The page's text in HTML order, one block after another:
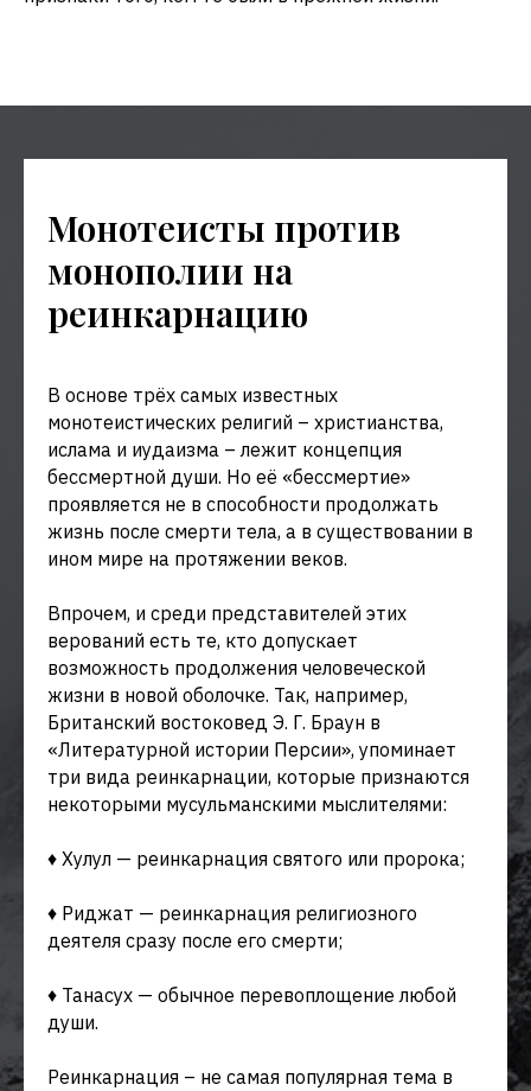
Монотеисты против
монополии на
реинкарнацию
В основе трёх самых известных
монотеистических религий – христианства,
ислама и иудаизма – лежит концепция
бессмертной души. Но её «бессмертие»
проявляется не в способности продолжать
жизнь после смерти тела, а в существовании в
ином мире на протяжении веков.
Впрочем, и среди представителей этих
верований есть те, кто допускает
возможность продолжения человеческой
жизни в новой оболочке. Так, например,
Британский востоковед Э. Г. Браун в
«Литературной истории Персии», упоминает
три вида реинкарнации, которые признаются
некоторыми мусульманскими мыслителями:
♦ Хулул — реинкарнация святого или пророка;
♦ Риджат — реинкарнация религиозного
деятеля сразу после его смерти;
♦ Танасух — обычное перевоплощение любой
души.
Реинкарнация – не самая популярная тема в